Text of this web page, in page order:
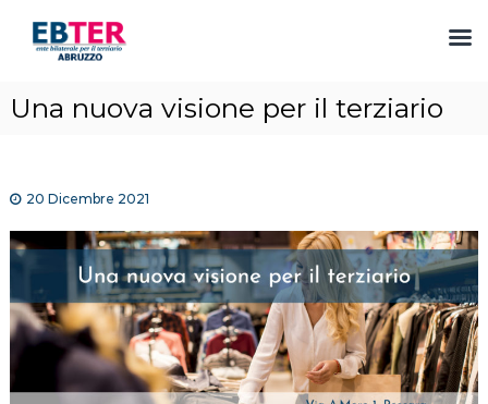
Una nuova visione per il terziario
20 Dicembre 2021